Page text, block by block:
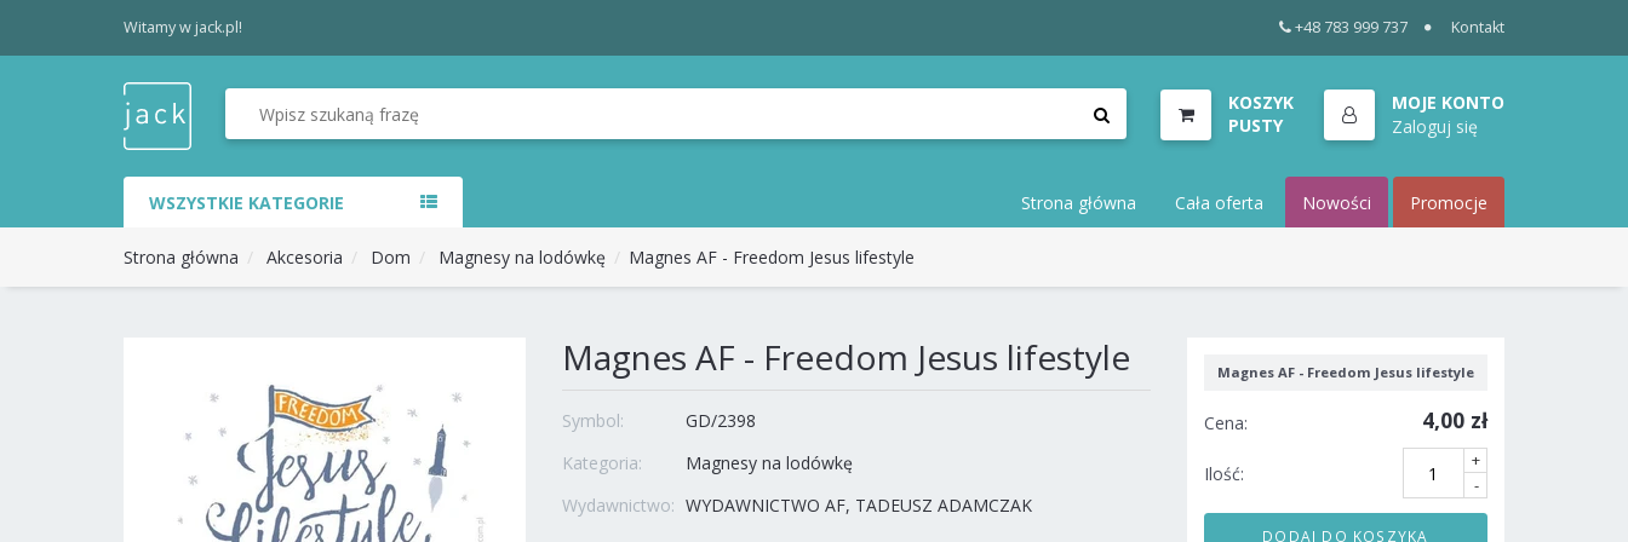
Witamy w jack.pl! +48 783 999 737 Kontakt
KOSZYK
PUSTY
MOJE KONTO
Zaloguj się
WSZYSTKIE KATEGORIE Strona główna Cała oferta Nowości Promocje
Strona główna Akcesoria Dom Magnesy na lodówkę Magnes AF - Freedom Jesus lifestyle
Magnes AF - Freedom Jesus lifestyle
Symbol:
GD/2398
Kategoria:
Magnesy na lodówkę
Wydawnictwo: WYDAWNICTWO AF, TADEUSZ ADAMCZAK
Magnes AF - Freedom Jesus lifestyle
Cena: 4,00 zł
Ilość:
+
-
DODAJ DO KOSZYKA